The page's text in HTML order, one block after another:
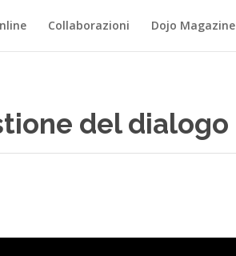
Collaborazioni Dojo Magazine
del dialogo